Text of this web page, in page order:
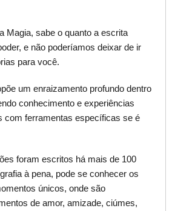
Magia, sabe o quanto a escrita
e não poderíamos deixar de ir
para você.
um enraizamento profundo dentro
conhecimento e experiências
com ferramentas específicas se é
foram escritos há mais de 100
à pena, pode se conhecer os
únicos, onde são
de amor, amizade, ciúmes,